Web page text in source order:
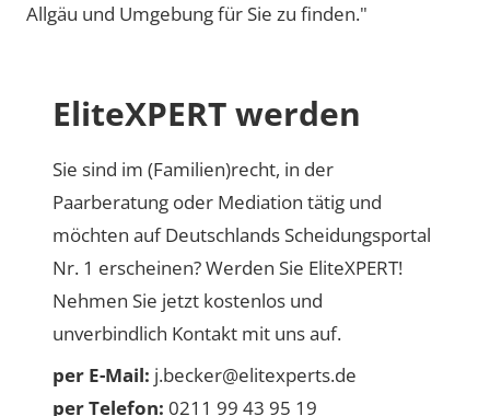
Allgäu und Umgebung für Sie zu finden."
EliteXPERT werden
Sie sind im (Familien)recht, in der
Paarberatung oder Mediation tätig und
möchten auf Deutschlands Scheidungsportal
Nr. 1 erscheinen? Werden Sie EliteXPERT!
Nehmen Sie jetzt kostenlos und
unverbindlich Kontakt mit uns auf.
per E-Mail: j.becker@elitexperts.de
per Telefon: 0211 99 43 95 19